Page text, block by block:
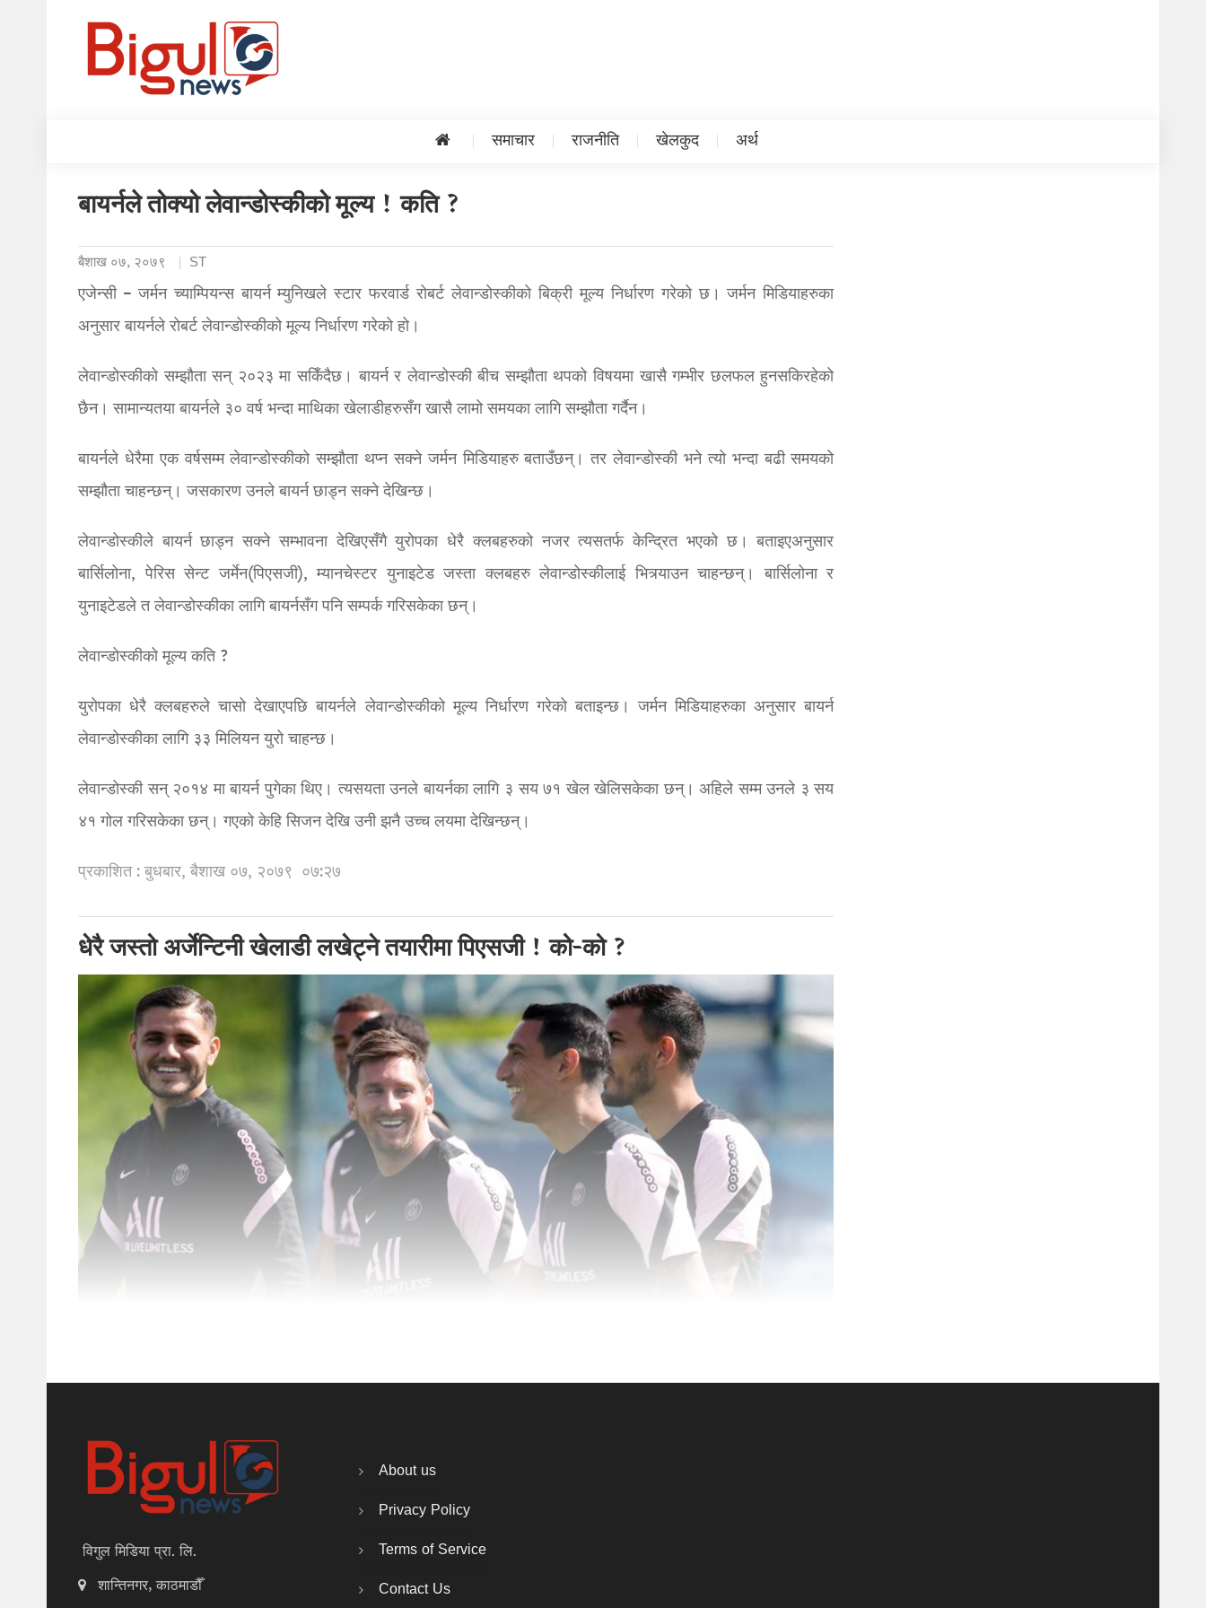
समाचार राजनीति खेलकुद अर्थ
बायर्नले तोक्यो लेवान्डोस्कीको मूल्य ! कति ?
बैशाख ०७, २०७९ ST
एजेन्सी – जर्मन च्याम्पियन्स बायर्न म्युनिखले स्टार फरवार्ड रोबर्ट लेवान्डोस्कीको बिक्री मूल्य निर्धारण गरेको छ। जर्मन मिडियाहरुका
अनुसार बायर्नले रोबर्ट लेवान्डोस्कीको मूल्य निर्धारण गरेको हो।
लेवान्डोस्कीको सम्झौता सन् २०२३ मा सकिँदैछ। बायर्न र लेवान्डोस्की बीच सम्झौता थपको विषयमा खासै गम्भीर छलफल हुनसकिरहेको
छैन। सामान्यतया बायर्नले ३० वर्ष भन्दा माथिका खेलाडीहरुसँग खासै लामो समयका लागि सम्झौता गर्दैन।
बायर्नले धेरैमा एक वर्षसम्म लेवान्डोस्कीको सम्झौता थप्न सक्ने जर्मन मिडियाहरु बताउँछन्। तर लेवान्डोस्की भने त्यो भन्दा बढी समयको
सम्झौता चाहन्छन्। जसकारण उनले बायर्न छाड्न सक्ने देखिन्छ।
लेवान्डोस्कीले बायर्न छाड्न सक्ने सम्भावना देखिएसँगै युरोपका धेरै क्लबहरुको नजर त्यसतर्फ केन्द्रित भएको छ। बताइएअनुसार
बार्सिलोना, पेरिस सेन्ट जर्मेन(पिएसजी), म्यानचेस्टर युनाइटेड जस्ता क्लबहरु लेवान्डोस्कीलाई भित्र्याउन चाहन्छन्। बार्सिलोना र
युनाइटेडले त लेवान्डोस्कीका लागि बायर्नसँग पनि सम्पर्क गरिसकेका छन्।
लेवान्डोस्कीको मूल्य कति ?
युरोपका धेरै क्लबहरुले चासो देखाएपछि बायर्नले लेवान्डोस्कीको मूल्य निर्धारण गरेको बताइन्छ। जर्मन मिडियाहरुका अनुसार बायर्न
लेवान्डोस्कीका लागि ३३ मिलियन युरो चाहन्छ।
लेवान्डोस्की सन् २०१४ मा बायर्न पुगेका थिए। त्यसयता उनले बायर्नका लागि ३ सय ७१ खेल खेलिसकेका छन्। अहिले सम्म उनले ३ सय
४१ गोल गरिसकेका छन्। गएको केहि सिजन देखि उनी झनै उच्च लयमा देखिन्छन्।
प्रकाशित : बुधबार, बैशाख ०७, २०७९ ०७:२७
धेरै जस्तो अर्जेन्टिनी खेलाडी लखेट्ने तयारीमा पिएसजी ! को-को ?
विगुल मिडिया प्रा. लि.
शान्तिनगर, काठमाडौँ
About us
Privacy Policy
Terms of Service
Contact Us